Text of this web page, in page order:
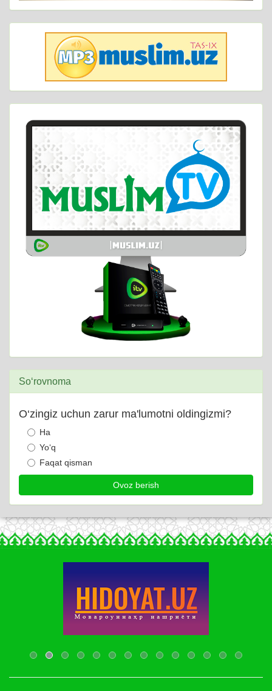
So‘rovnoma
O‘zingiz uchun zarur ma'lumotni oldingizmi?
Ha
Yo‘q
Faqat qisman